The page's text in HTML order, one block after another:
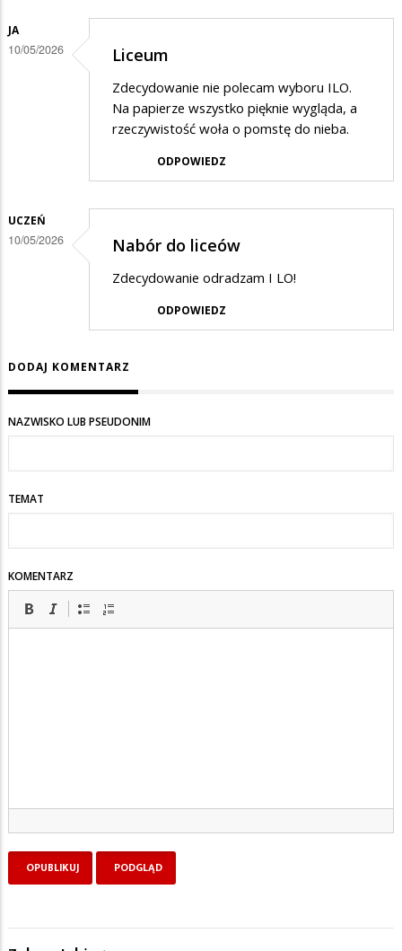
JA
10/05/2026 Liceum
Zdecydowanie nie polecam wyboru ILO.
Na papierze wszystko pięknie wygląda, a
rzeczywistość woła o pomstę do nieba.
ODPOWIEDZ
UCZEŃ
10/05/2026 Nabór do liceów
Zdecydowanie odradzam I LO!
ODPOWIEDZ
DODAJ KOMENTARZ
NAZWISKO LUB PSEUDONIM
TEMAT
KOMENTARZ